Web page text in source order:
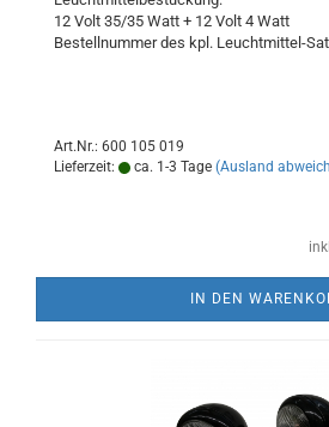
12 Volt 35/35 Watt + 12 Volt 4 Watt
Bestellnummer des kpl. Leuchtmittel-
Art.Nr.: 600 105 019
Lieferzeit:
ca. 1-3 Tage (Ausland
IN DEN